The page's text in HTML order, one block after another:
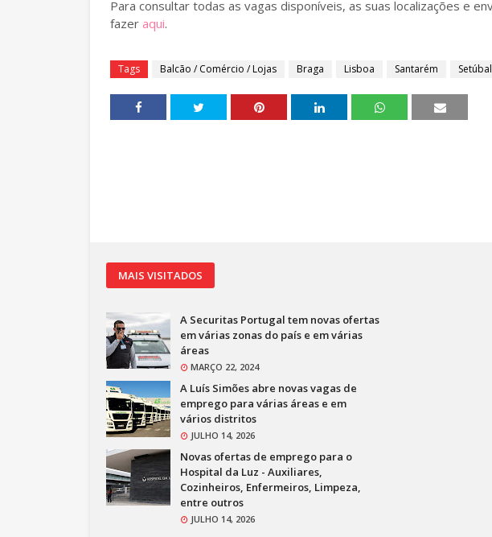
Para consultar todas as vagas disponíveis, as suas localizações e
fazer aqui.
Tags Balcão / Comércio / Lojas Braga Lisboa Santarém Setúbal
MAIS VISITADOS
A Securitas Portugal tem novas ofertas
em várias zonas do país e em várias
áreas
MARÇO 22, 2024
A Luís Simões abre novas vagas de
emprego para várias áreas e em
vários distritos
JULHO 14, 2026
Novas ofertas de emprego para o
Hospital da Luz - Auxiliares,
Cozinheiros, Enfermeiros, Limpeza,
entre outros
JULHO 14, 2026